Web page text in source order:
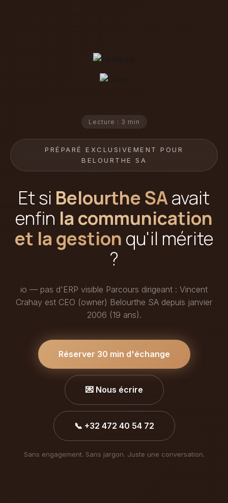
Lecture : 3 min
PRÉPARÉ EXCLUSIVEMENT POUR
BELOURTHE SA
Et si Belourthe SAavait
enfin la communication
et la gestion qu'il mérite
?
io — pas d'ERP visible Parcours dirigeant : Vincent
Crahay est CEO (owner) Belourthe SA depuis janvier
2006 (19 ans).
Réserver 30 min d'échange
💌 Nous écrire
📞 +32 472 40 54 72
Sans engagement. Sans jargon. Juste une conversation.